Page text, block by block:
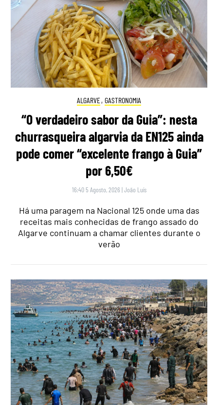
ALGARVE, GASTRONOMIA
“O verdadeiro sabor da Guia”: nesta
churrasqueira algarvia da EN125 ainda
pode comer “excelente frango à Guia”
por 6,50€
16:40 5 Agosto, 2026 |João Luís
Há uma paragem na Nacional 125 onde uma das
receitas mais conhecidas de frango assado do
Algarve continuam a chamar clientes durante o
verão